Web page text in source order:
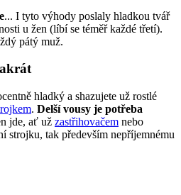
... I tyto výhody poslaly hladkou tvář
u žen (líbí se téměř každé třetí).
pátý muž.
hladký a shazujete už rostlé
. Delší vousy je potřeba
jde, ať už zastřihovačem nebo
strojku, tak především nepříjemnému